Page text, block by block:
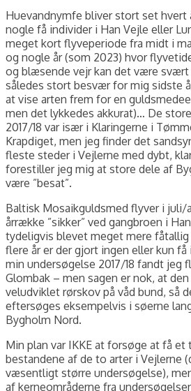
Huevandnymfe bliver stort set hvert
nogle få individer i Han Vejle eller
meget kort flyveperiode fra midt i
og nogle år (som 2023) hvor
og blæsende vejr kan det være
således stort besvær for mig sidste
at vise arten frem for en
men det lykkedes akkurat)… De
2017/18 var især i Klaringerne i
Krapdiget, men jeg finder det
fleste steder i Vejlerne med dybt,
forestiller jeg mig at store dele af
være ”besat”.
Baltisk Mosaikguldsmed flyver i juli/
årrække ”sikker” ved gangbroen i
tydeligvis blevet meget mere
flere år er der gjort ingen eller kun
min undersøgelse 2017/18 fandt jeg
Glombak – men sagen er nok, at
veludviklet rørskov på våd bund, så
eftersøges eksempelvis i søerne
Bygholm Nord.
Min plan var IKKE at forsøge at få
bestandene af de to arter i Vejlerne
væsentligt større undersøgelse),
af kerneområderne fra